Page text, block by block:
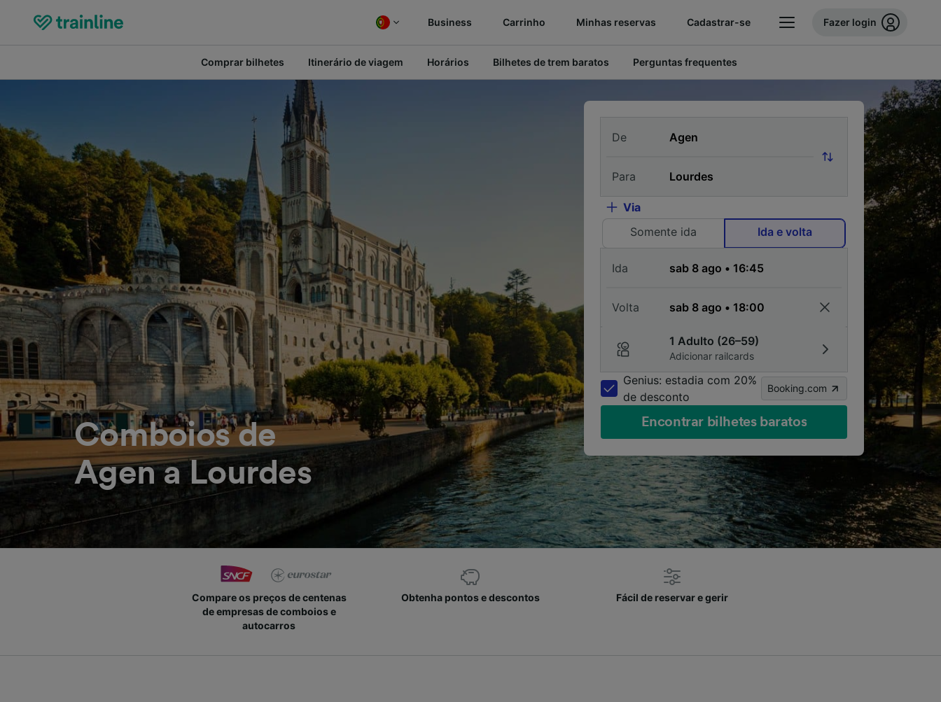
Business Carrinho Minhas reservas Cadastrar-se Fazer login
Comprar bilhetes Itinerário de viagem Horários Bilhetes de trem baratos Perguntas frequentes
Comboios de
Agen a Lourdes
De
Para
Via
Somente ida
Ida e volta
Ida
Volta
1 Adulto (26–59)
Adicionar railcards
Genius: estadia com 20%
de desconto
Booking.com
Encontrar bilhetes baratos
Compare os preços de centenas
de empresas de comboios e
autocarros
Obtenha pontos e descontos Fácil de reservar e gerir